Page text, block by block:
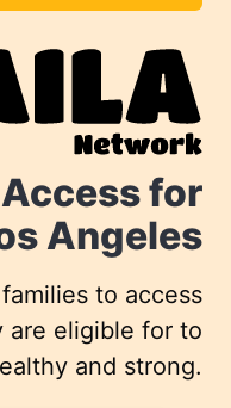
for
Angeles
to access
eligible for to
and strong.